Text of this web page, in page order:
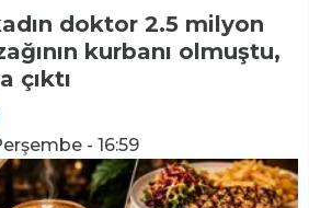
doktor 2.5 milyon
kurbanı olmuştu,
çıktı
- 16:59